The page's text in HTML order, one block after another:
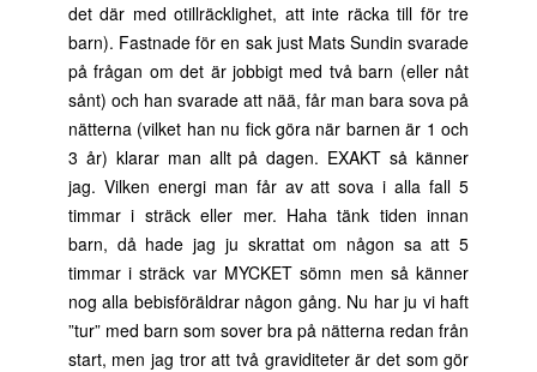
det där med otillräcklighet, att inte räcka till för tre
barn). Fastnade för en sak just Mats Sundin svarade
på frågan om det är jobbigt med två barn (eller nåt
sånt) och han svarade att nää, får man bara sova på
nätterna (vilket han nu fick göra när barnen är 1 och
3 år) klarar man allt på dagen. EXAKT så känner
jag. Vilken energi man får av att sova i alla fall 5
timmar i sträck eller mer. Haha tänk tiden innan
barn, då hade jag ju skrattat om någon sa att 5
timmar i sträck var MYCKET sömn men så känner
nog alla bebisföräldrar någon gång. Nu har ju vi haft
”tur” med barn som sover bra på nätterna redan från
start, men jag tror att två graviditeter är det som gör